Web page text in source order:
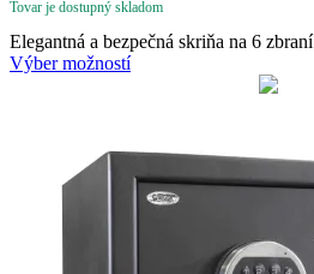
502,60 €
through
Tovar je dostupný skladom
Elegantná a bezpečná skriňa na 6 zbraní
Výber možností